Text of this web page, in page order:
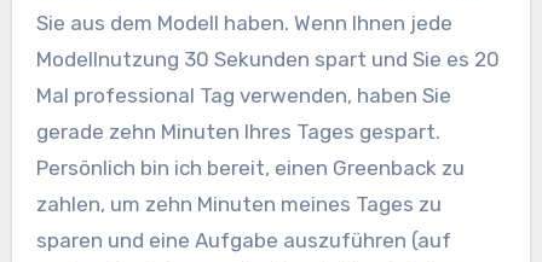
Sie aus dem Modell haben. Wenn Ihnen jede
Modellnutzung 30 Sekunden spart und Sie es 20
Mal professional Tag verwenden, haben Sie
gerade zehn Minuten Ihres Tages gespart.
Persönlich bin ich bereit, einen Greenback zu
zahlen, um zehn Minuten meines Tages zu
sparen und eine Aufgabe auszuführen (auf